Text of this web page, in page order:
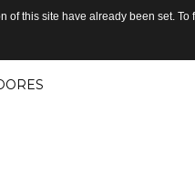
this site have already been set.